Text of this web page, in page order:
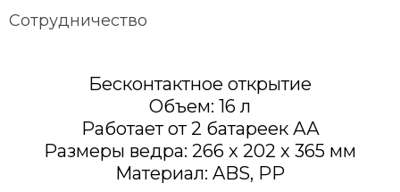
Сотрудничество
Бесконтактное открытие
Объем: 16 л
Работает от 2 батареек АА
Размеры ведра: 266 x 202 x 365 мм
Материал: ABS, PP